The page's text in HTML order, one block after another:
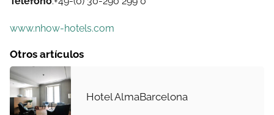
www.nhow-hotels.com
Otros artículos
Hotel AlmaBarcelona